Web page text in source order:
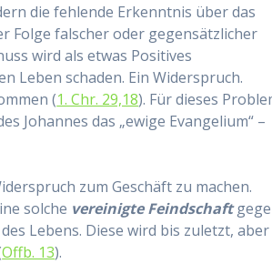
die fehlende Erkenntnis über das
Folge falscher oder gegensätzlicher
wird als etwas Positives
Leben schaden. Ein Widerspruch.
(1. Chr. 29,18). Für dieses
Johannes das „ewige Evangelium“ –
zum Geschäft zu machen.
solche vereinigte Feindschaft
Lebens. Diese wird bis zuletzt, aber
Offb. 13).